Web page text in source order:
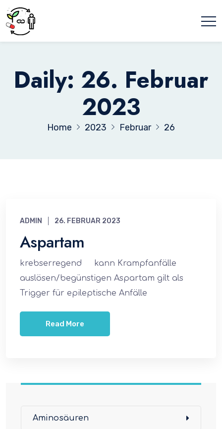
Daily: 26. Februar
2023
Home 2023 Februar 26
ADMIN 26. FEBRUAR 2023
Aspartam
krebserregend kann Krampfanfälle
auslösen/begünstigen Aspartam gilt als
Trigger für epileptische Anfälle
Read More
Aminosäuren